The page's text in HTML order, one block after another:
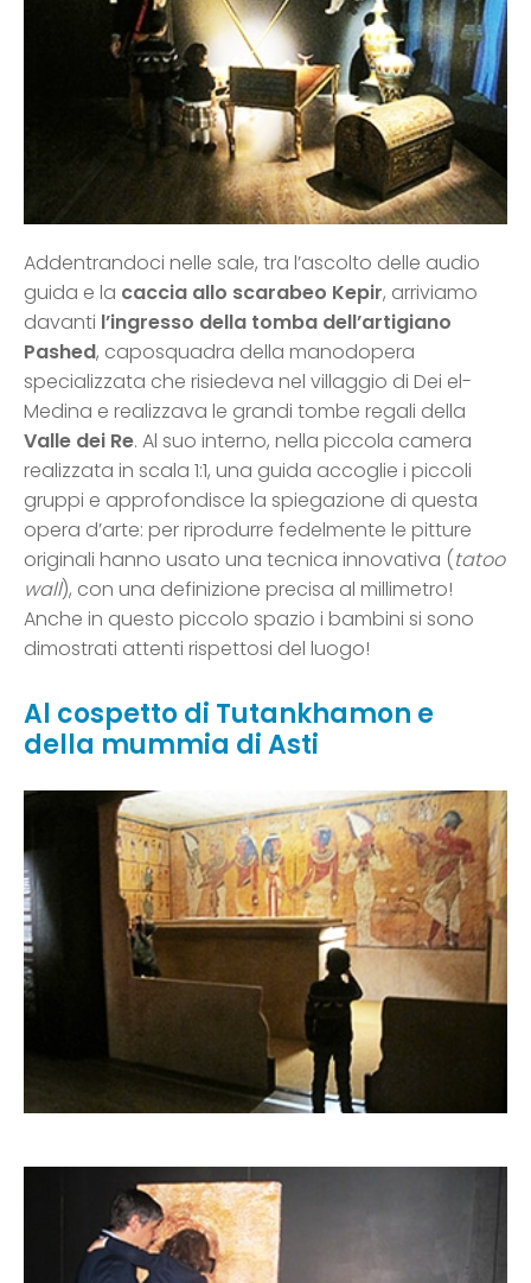
Addentrandoci nelle sale, tra l’ascolto delle audio
guida e la caccia allo scarabeo Kepir, arriviamo
davanti l’ingresso della tomba dell’artigiano
Pashed, caposquadra della manodopera
specializzata che risiedeva nel villaggio di Dei el-
Medina e realizzava le grandi tombe regali della
Valle dei Re. Al suo interno, nella piccola camera
realizzata in scala 1:1, una guida accoglie i piccoli
gruppi e approfondisce la spiegazione di questa
opera d’arte: per riprodurre fedelmente le pitture
originali hanno usato una tecnica innovativa (tatoo
wall), con una definizione precisa al millimetro!
Anche in questo piccolo spazio i bambini si sono
dimostrati attenti rispettosi del luogo!
Al cospetto di Tutankhamon e
della mummia di Asti